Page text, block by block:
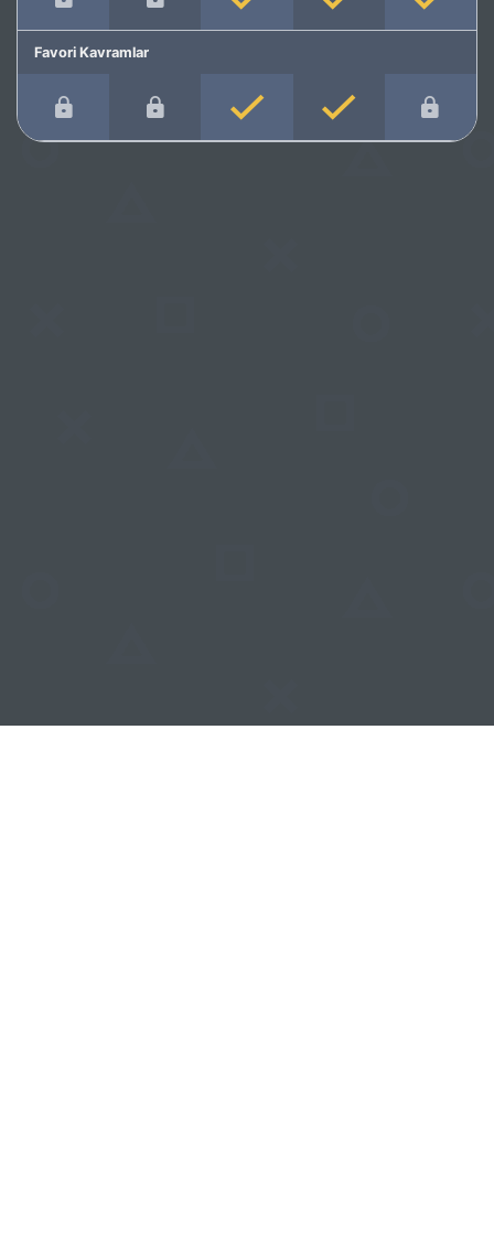
Favori Kavramlar